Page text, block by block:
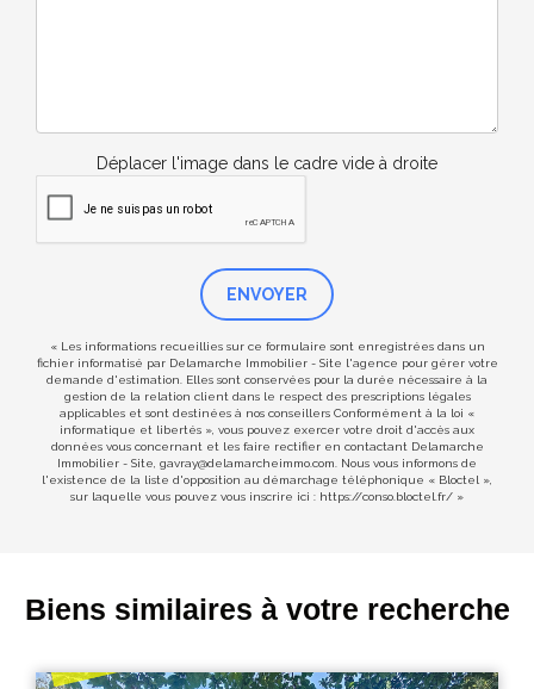
Déplacer l'image dans le cadre vide à droite
ENVOYER
« Les informations recueillies sur ce formulaire sont enregistrées dans un
fichier informatisé par Delamarche Immobilier - Site l'agence pour gérer votre
demande d'estimation. Elles sont conservées pour la durée nécessaire à la
gestion de la relation client dans le respect des prescriptions légales
applicables et sont destinées à nos conseillers Conformément à la loi «
informatique et libertés », vous pouvez exercer votre droit d'accès aux
données vous concernant et les faire rectifier en contactant Delamarche
Immobilier - Site, gavray@delamarcheimmo.com. Nous vous informons de
l'existence de la liste d'opposition au démarchage téléphonique « Bloctel »,
sur laquelle vous pouvez vous inscrire ici : https://conso.bloctel.fr/ »
Biens similaires à votre recherche